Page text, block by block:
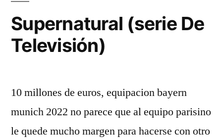
Supernatural (serie De
Televisión)
10 millones de euros, equipacion bayern
munich 2022 no parece que al equipo parisino
le quede mucho margen para hacerse con otro